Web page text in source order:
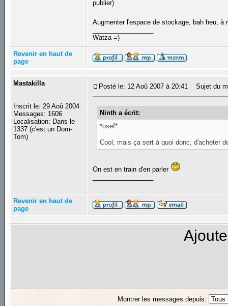
publier)
Augmenter l'espace de stockage, bah heu,
Watza =)
Revenir en haut de
page
Mastakilla
Inscrit le: 29 Aoû 2004
Messages: 1606
Localisation: Dans le
1337 (c'est un Dom-
Tom)
Posté le: 12 Aoû 2007 à 20:41 Sujet du
Ninth a écrit:
*osef*
Cool, mais ça sert à quoi donc, d'acheter
On est en train d'en parler
Revenir en haut de
page
Montrer les messages depuis: